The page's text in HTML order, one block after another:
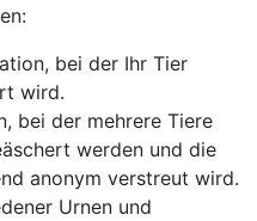
bei der Ihr Tier
wird.
bei der mehrere Tiere
werden und die
anonym verstreut wird.
Urnen und